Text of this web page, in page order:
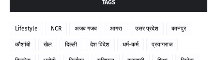
TAGS
Lifestyle NCR अजब गजब आगरा उत्तर प्रदेश कानपुर
कौशांबी खेल दिल्ली देश विदेश धर्म-कर्म प्रयागराज